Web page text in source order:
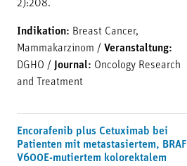
2):208.
Indikation: Breast Cancer,
Mammakarzinom / Veranstaltung:
DGHO / Journal: Oncology Research
and Treatment
Encorafenib plus Cetuximab bei
Patienten mit metastasiertem, BRAF
V600E-mutiertem kolorektalem